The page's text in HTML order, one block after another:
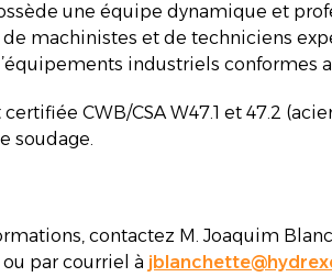
une équipe dynamique et
de machinistes et de techniciens
industriels conformes
certifiée CWB/CSA W47.1 et 47.2
soudage.
contactez M. Joaquim
par courriel à